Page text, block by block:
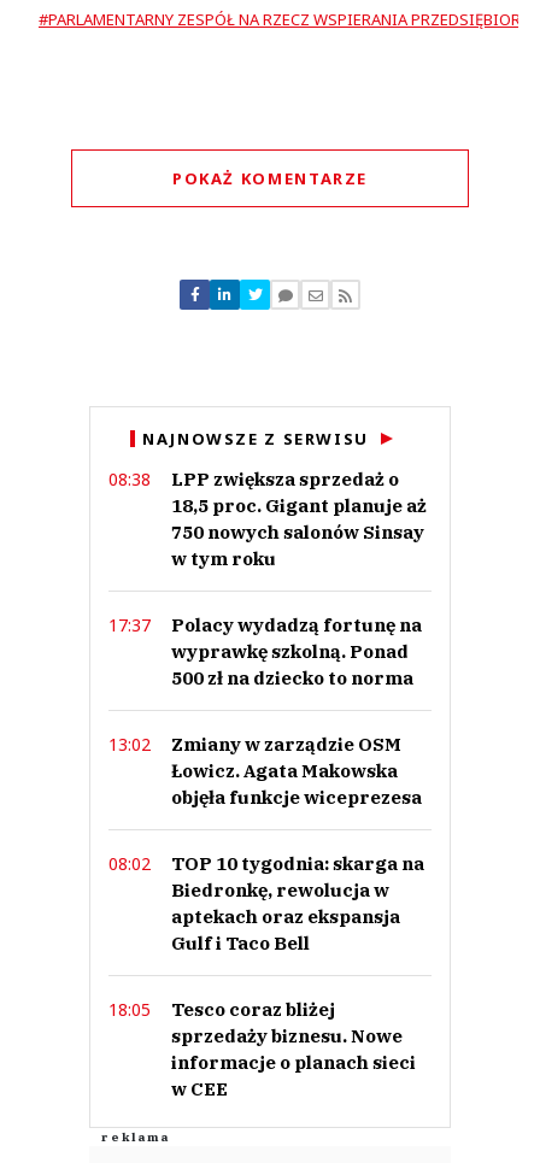
#PARLAMENTARNY ZESPÓŁ NA RZECZ WSPIERANIA
POKAŻ KOMENTARZE
06.10.2016 / 17:12
This comment was minimized by the moderator on the site
A PS tylko podnosi podatki i wprowadza nowe. Ale Misiewicze i dziesiątki
tysięcy niekompetentnych pisowskich biurokratów muszą z czegoś żyć
cameleon
Odpowiedz
0
cameleon
06.10.2016 / 17:12
A PS tylko podnosi podatki i wprowadza nowe. Ale Misiewicze i dziesiątki
tysięcy niekompetentnych pisowskich biurokratów muszą z czegoś żyć
cameleon
Odpowiedz
Nie znaleziono komentarzy
Zostaw swoje komentarze
Imię (Wymagane)
NAJNOWSZE Z SERWISU
08:38
LPP zwiększa sprzedaż o
18,5 proc. Gigant planuje aż
750 nowych salonów Sinsay
w tym roku
17:37
Polacy wydadzą fortunę na
wyprawkę szkolną. Ponad
500 zł na dziecko to norma
13:02
Zmiany w zarządzie OSM
Łowicz. Agata Makowska
objęła funkcje wiceprezesa
08:02
TOP 10 tygodnia: skarga na
Biedronkę, rewolucja w
aptekach oraz ekspansja
Gulf i Taco Bell
18:05
Tesco coraz bliżej
sprzedaży biznesu. Nowe
informacje o planach sieci
w CEE